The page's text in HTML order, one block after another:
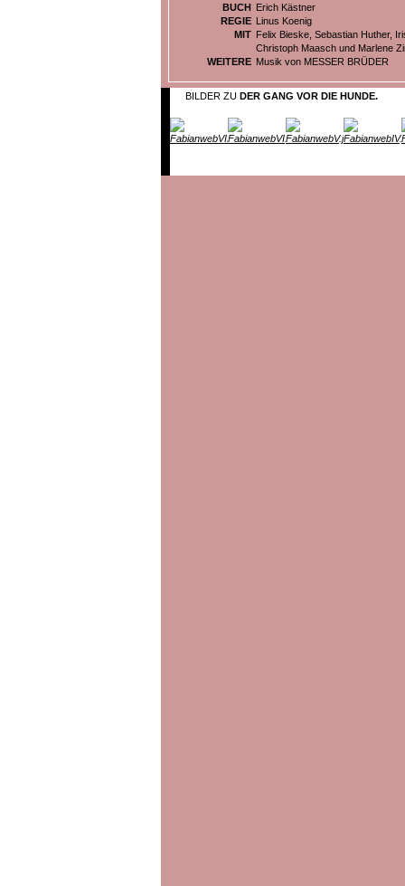
BUCH Erich Kästner
REGIE Linus Koenig
MIT Felix Bieske, Sebastian Huther,
Christoph Maasch und Marlene
WEITERE Musik von MESSER BRÜDER
BILDER ZU DER GANG VOR DIE HUNDE.